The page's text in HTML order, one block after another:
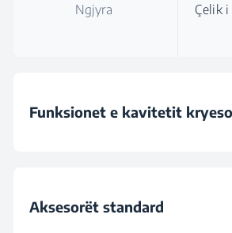
Ngjyra
Çelik
Funksionet e kavitetit
Aksesorët standard